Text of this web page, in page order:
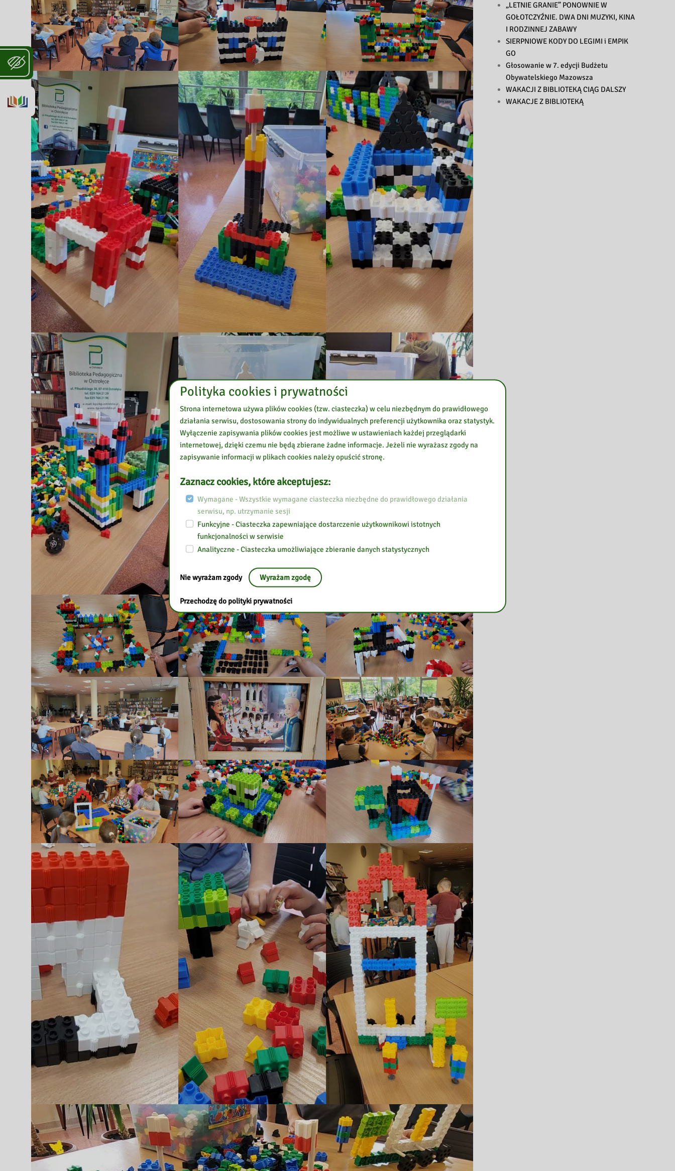
„LETNIE GRANIE” PONOWNIE W
GOŁOTCZYŹNIE. DWA DNI MUZYKI, KINA
I RODZINNEJ ZABAWY
SIERPNIOWE KODY DO LEGIMI i EMPIK
GO
Głosowanie w 7. edycji Budżetu
Obywatelskiego Mazowsza
WAKACJI Z BIBLIOTEKĄ CIĄG DALSZY
WAKACJE Z BIBLIOTEKĄ
Polityka cookies i prywatności
Strona internetowa używa plików cookies (tzw. ciasteczka) w celu niezbędnym do prawidłowego
działania serwisu, dostosowania strony do indywidualnych preferencji użytkownika oraz statystyk.
Wyłączenie zapisywania plików cookies jest możliwe w ustawieniach każdej przeglądarki
internetowej, dzięki czemu nie będą zbierane żadne informacje. Jeżeli nie wyrażasz zgody na
zapisywanie informacji w plikach cookies należy opuścić stronę.
Zaznacz cookies, które akceptujesz:
Wymagane - Wszystkie wymagane ciasteczka niezbędne do prawidłowego działania
serwisu, np. utrzymanie sesji
Funkcyjne - Ciasteczka zapewniające dostarczenie użytkownikowi istotnych
funkcjonalności w serwisie
Analityczne - Ciasteczka umożliwiające zbieranie danych statystycznych
Nie wyrażam zgody Wyrażam zgodę
Przechodzę do polityki prywatności